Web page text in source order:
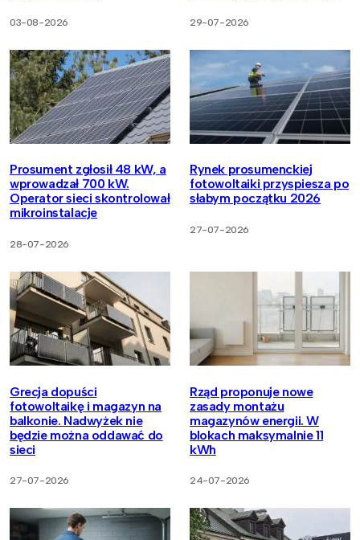
03-08-2026 29-07-2026
Prosument zgłosił 48 kW, a
wprowadzał 700 kW.
Operator sieci skontrolował
mikroinstalacje
28-07-2026
Rynek prosumenckiej
fotowoltaiki przyspiesza po
słabym początku 2026
27-07-2026
Grecja dopuści
fotowoltaikę i magazyn na
balkonie. Nadwyżek nie
będzie można oddawać do
sieci
27-07-2026
Rząd proponuje nowe
zasady montażu
magazynów energii. W
blokach maksymalnie 11
kWh
24-07-2026